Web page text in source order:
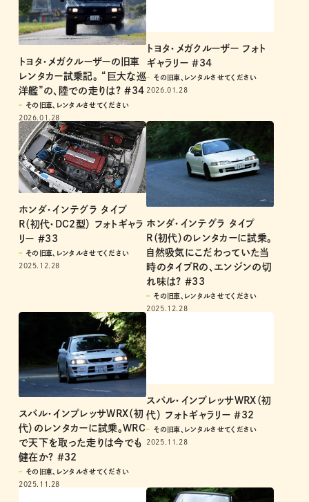
トヨタ・メガクルーザーの旧車
レンタカー試乗記。 “巨大な巡
洋艦”の、陸での走りは? ＃34
その旧車、レンタルさせてください
2026.01.28
トヨタ・メガクルーザー フォト
ギャラリー ＃34
その旧車、レンタルさせてください
2026.01.28
ホンダ・インテグラ タイプ
R（初代・DC2型） フォトギャラ
リー ＃33
その旧車、レンタルさせてください
2025.12.28
ホンダ・インテグラ タイプ
R（初代）のレンタカーに試乗。
自然吸気にこだわっていた当
時のタイプRの、エンジンの切
れ味は? ＃33
その旧車、レンタルさせてください
2025.12.28
スバル・インプレッサWRX（初
代）のレンタカーに試乗。WRC
で天下を取った走りは今でも
健在か? ＃32
その旧車、レンタルさせてください
2025.11.28
スバル・インプレッサWRX（初
代） フォトギャラリー ＃32
その旧車、レンタルさせてください
2025.11.28